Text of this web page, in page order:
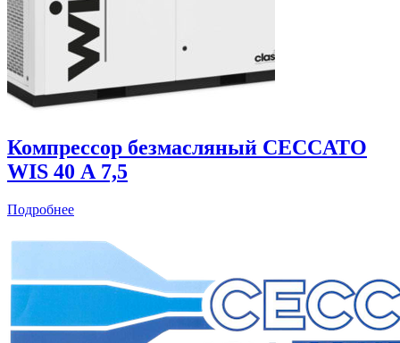
Компрессор безмасляный CECCATO
WIS 40 А 7,5
Подробнее